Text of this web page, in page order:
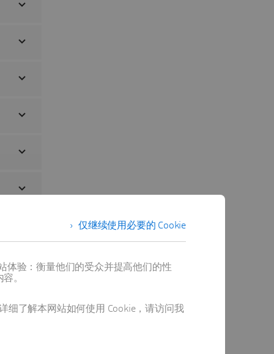
仅继续使用必要的 Cookie
体验：衡量他们的受众并提高他们的性
。
细了解本网站如何使用 Cookie，请访问我